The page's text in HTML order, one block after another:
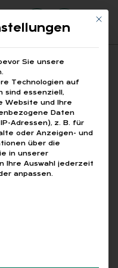
dem
Mit
Sie unsere
Technologien auf
sind essenziell,
Website und Ihre
Daten
Adressen), z. B. für
oder Anzeigen- und
über die
in unserer
Ihre Auswahl jederzeit
anpassen.
Gruppen, für